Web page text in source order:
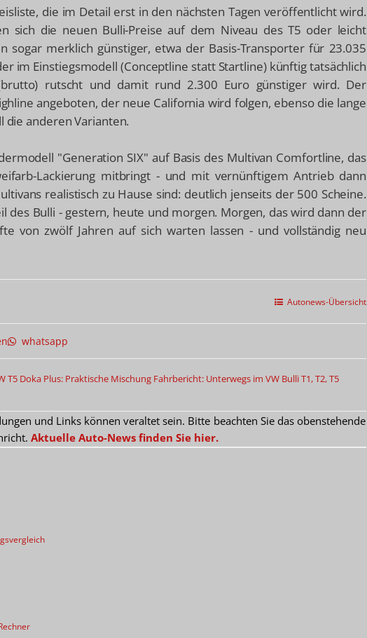
die im Detail erst in den nächsten Tagen veröffentlicht wird.
sich die neuen Bulli-Preise auf dem Niveau des T5 oder leicht
sogar merklich günstiger, etwa der Basis-Transporter für 23.035
im Einstiegsmodell (Conceptline statt Startline) künftig tatsächlich
rutscht und damit rund 2.300 Euro günstiger wird. Der
angeboten, der neue California wird folgen, ebenso die lange
die anderen Varianten.
"Generation SIX" auf Basis des Multivan Comfortline, das
Lackierung mitbringt - und mit vernünftigem Antrieb dann
realistisch zu Hause sind: deutlich jenseits der 500 Scheine.
des Bulli - gestern, heute und morgen. Morgen, das wird dann der
von zwölf Jahren auf sich warten lassen - und vollständig neu
Autonews-Übersicht
whatsapp
T5 Doka Plus: Praktische Mischung Fahrbericht: Unterwegs im VW Bulli T1, T2, T5
und Links können veraltet sein. Bitte beachten Sie das obenstehende
Aktuelle Auto-News finden Sie hier.